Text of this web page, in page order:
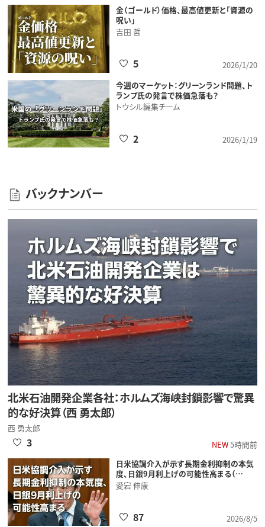
金（ゴールド）価格、最高値更新と「資源の
呪い」
吉田 哲
2026/1/20
5
今週のマーケット：グリーンランド問題、ト
ランプ氏の発言で株価急落も？
トウシル編集チーム
2026/1/19
2
バックナンバー
北米石油開発企業各社：ホルムズ海峡封鎖影響で驚異
的な好決算（西 勇太郎）
西 勇太郎
NEW5時間前
3
日米協調介入が示す長期金利抑制の本気
度、日銀9月利上げの可能性高まる（…
愛宕 伸康
2026/8/5
87